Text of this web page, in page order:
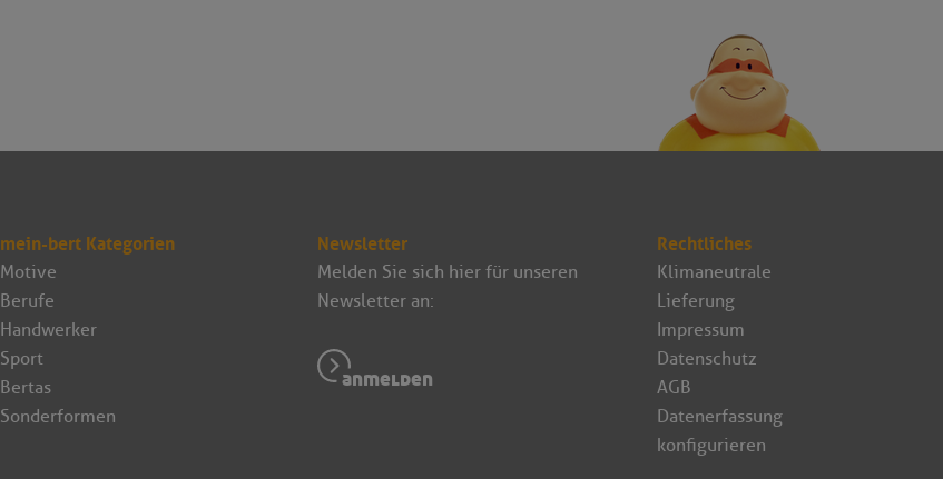
mein-bert Kategorien
Motive
Berufe
Handwerker
Sport
Bertas
Sonderformen
Newsletter
Melden Sie sich hier für unseren
Newsletter an:
anmelden
Rechtliches
Klimaneutrale
Lieferung
Impressum
Datenschutz
AGB
Datenerfassung
konfigurieren